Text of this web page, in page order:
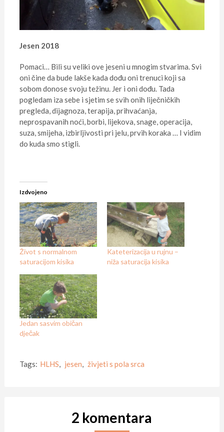
Jesen 2018
Pomaci… Bili su veliki ove jeseni u mnogim stvarima. Svi
oni čine da bude lakše kada dođu oni trenuci koji sa
sobom donose svoju težinu. Jer i oni dođu. Tada
pogledam iza sebe i sjetim se svih onih liječničkih
pregleda, dijagnoza, terapija, prihvaćanja,
neprospavanih noći, borbi, lijekova, snage, operacija,
suza, smijeha, izbirljivosti pri jelu, prvih koraka … I vidim
do kuda smo stigli.
Izdvojeno
Život s normalnom
saturacijom kisika
Kateterizacija u rujnu –
niža saturacija kisika
Jedan sasvim običan
dječak
Tags: HLHS, jesen, živjeti s pola srca
2 komentara